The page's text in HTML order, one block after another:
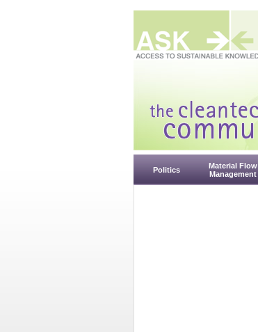
Politics
Material Flow
Management